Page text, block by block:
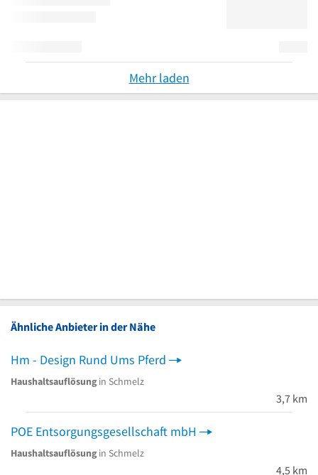
Mehr laden
Ähnliche Anbieter in der Nähe
Hm - Design Rund Ums Pferd
Haushaltsauflösung in Schmelz
3,7 km
POE Entsorgungsgesellschaft mbH
Haushaltsauflösung in Schmelz
4,5 km